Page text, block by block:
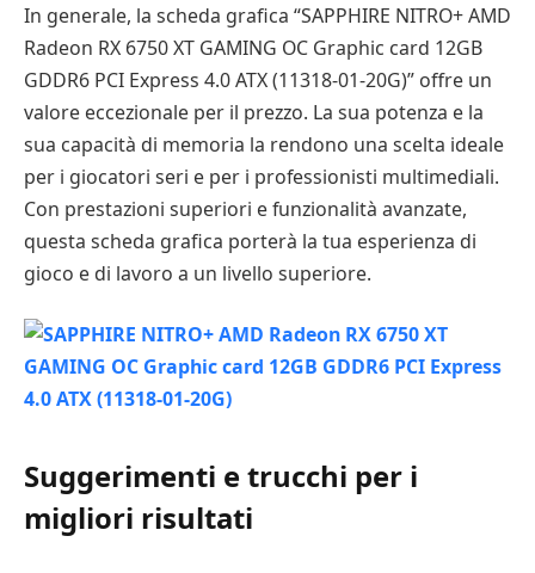
In generale, la scheda grafica “SAPPHIRE NITRO+ AMD
Radeon RX 6750 XT GAMING OC Graphic card 12GB
GDDR6 PCI Express 4.0 ATX (11318-01-20G)” offre un
valore eccezionale per il prezzo. La sua potenza e la
sua capacità di memoria la rendono una scelta ideale
per i giocatori seri e per i professionisti multimediali.
Con prestazioni superiori e funzionalità avanzate,
questa scheda grafica porterà la tua esperienza di
gioco e di lavoro a un livello superiore.
Suggerimenti e trucchi per i
migliori risultati